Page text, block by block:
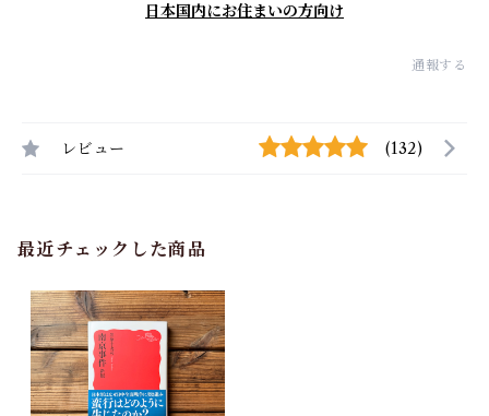
日本国内にお住まいの方向け
通報する
レビュー (132)
最近チェックした商品